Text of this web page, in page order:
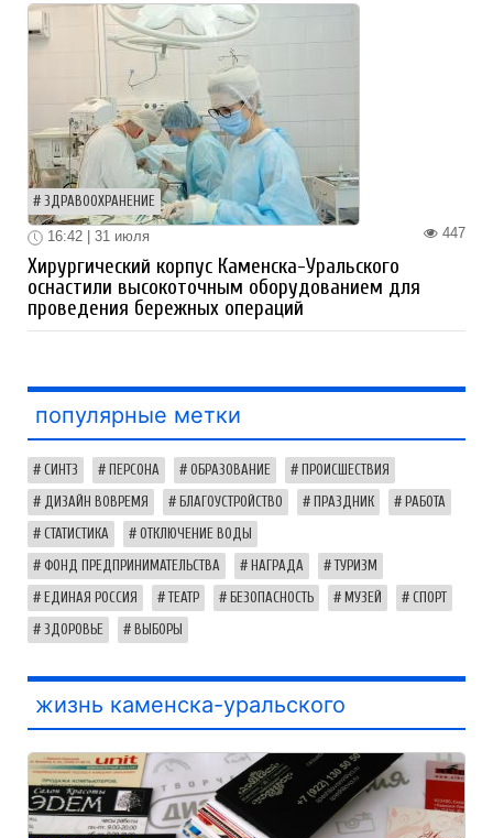
ЗДРАВООХРАНЕНИЕ
447
16:42 | 31 июля
Хирургический корпус Каменска-Уральского
оснастили высокоточным оборудованием для
проведения бережных операций
популярные метки
СИНТЗ ПЕРСОНА ОБРАЗОВАНИЕ ПРОИСШЕСТВИЯ
ДИЗАЙН ВОВРЕМЯ БЛАГОУСТРОЙСТВО ПРАЗДНИК РАБОТА
СТАТИСТИКА ОТКЛЮЧЕНИЕ ВОДЫ
ФОНД ПРЕДПРИНИМАТЕЛЬСТВА НАГРАДА ТУРИЗМ
ЕДИНАЯ РОССИЯ ТЕАТР БЕЗОПАСНОСТЬ МУЗЕЙ СПОРТ
ЗДОРОВЬЕ ВЫБОРЫ
жизнь каменска-уральского